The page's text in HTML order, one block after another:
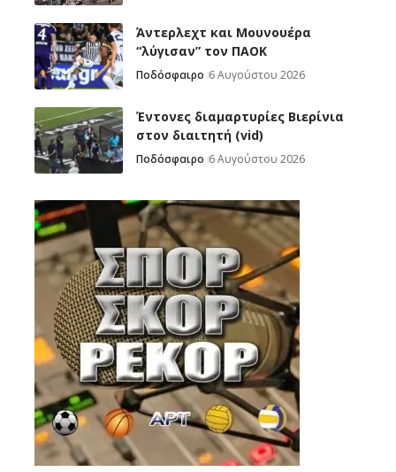
Άντερλεχτ και Μουνουέρα
“λύγισαν” τον ΠΑΟΚ
Ποδόσφαιρο 6 Αυγούστου 2026
Έντονες διαμαρτυρίες Βιερίνια
στον διαιτητή (vid)
Ποδόσφαιρο 6 Αυγούστου 2026